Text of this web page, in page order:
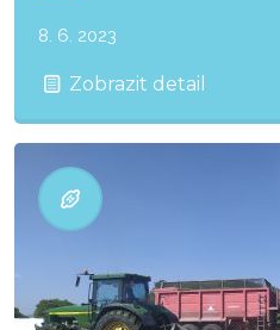
8. 6. 2023
Zobrazit detail